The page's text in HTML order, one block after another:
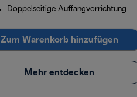
Doppelseitige Auffangvorrichtung
Zum Warenkorb hinzufügen
Mehr entdecken